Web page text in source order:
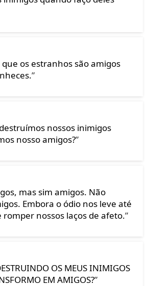
os estranhos são amigos
”
nossos inimigos
nosso amigos?”
mas sim amigos. Não
Embora o ódio nos leve até
nossos laços de afeto.”
OS MEUS INIMIGOS
EM AMIGOS?”